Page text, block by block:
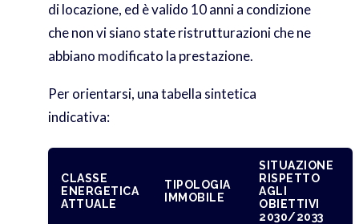
di locazione, ed è valido 10 anni a condizione
che non vi siano state ristrutturazioni che ne
abbiano modificato la prestazione.
Per orientarsi, una tabella sintetica
indicativa:
CLASSE
ENERGETICA
ATTUALE
TIPOLOGIA
IMMOBILE
SITUAZIONE
RISPETTO
AGLI
OBIETTIVI
2030/2033